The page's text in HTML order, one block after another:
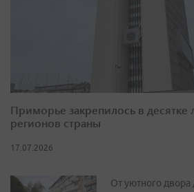
Приморье закрепилось в десятке
регионов страны
17.07.2026
От уютного